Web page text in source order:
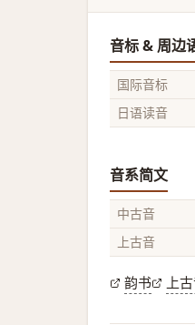
音标 & 周边
国际音标
日语读音
音系简文
中古音
上古音
韵书 上